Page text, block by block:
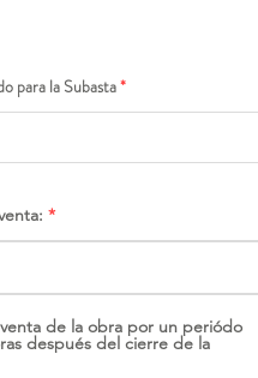
para la Subasta
de la obra por un periódo
después del cierre de la